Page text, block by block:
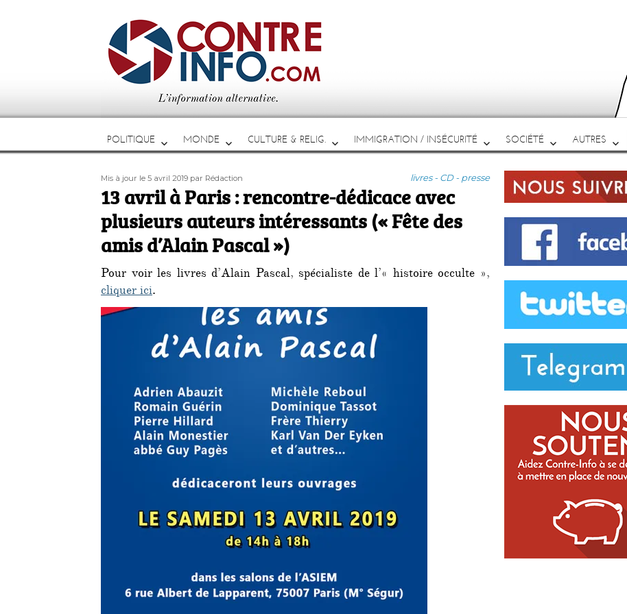
POLITIQUE MONDE CULTURE & RELIG. IMMIGRATION / INSÉCURITÉ SOCIÉTÉ AUTRES
Publié
le
Mis à jour le 5 avril 2019 Auteur
par Rédaction Catégories
livres - CD - presse
13 avril à Paris : rencontre-dédicace avec
plusieurs auteurs intéressants (« Fête des
amis d’Alain Pascal »)
Pour voir les livres d’Alain Pascal, spécialiste de l’« histoire occulte »,
cliquer ici.